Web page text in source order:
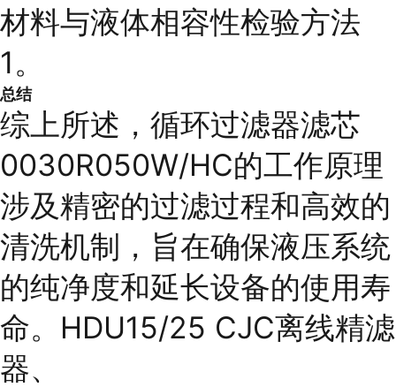
材料与液体相容性检验方法
1。
总结
综上所述，循环过滤器滤芯
0030R050W/HC的工作原理
涉及精密的过滤过程和高效的
清洗机制，旨在确保液压系统
的纯净度和延长设备的使用寿
命。HDU15/25 CJC离线精滤
器、